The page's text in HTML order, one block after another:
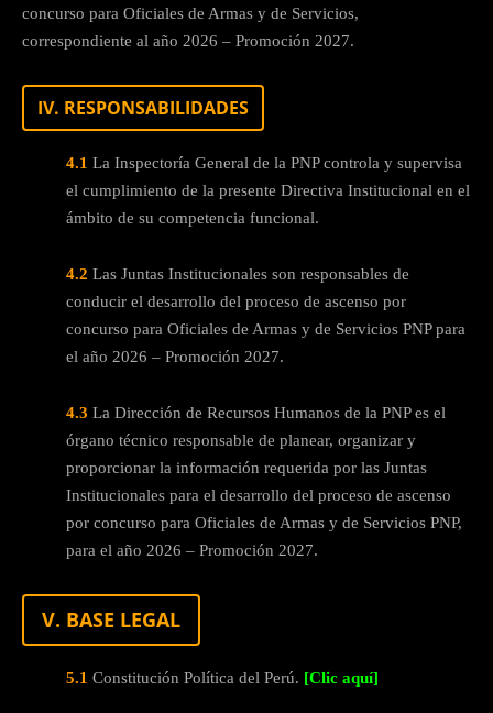
concurso para Oficiales de Armas y de Servicios,
correspondiente al año 2026 – Promoción 2027.
IV. RESPONSABILIDADES
4.1 La Inspectoría General de la PNP controla y supervisa
el cumplimiento de la presente Directiva Institucional en el
ámbito de su competencia funcional.
4.2 Las Juntas Institucionales son responsables de
conducir el desarrollo del proceso de ascenso por
concurso para Oficiales de Armas y de Servicios PNP para
el año 2026 – Promoción 2027.
4.3 La Dirección de Recursos Humanos de la PNP es el
órgano técnico responsable de planear, organizar y
proporcionar la información requerida por las Juntas
Institucionales para el desarrollo del proceso de ascenso
por concurso para Oficiales de Armas y de Servicios PNP,
para el año 2026 – Promoción 2027.
V. BASE LEGAL
5.1 Constitución Política del Perú. [Clic aquí]